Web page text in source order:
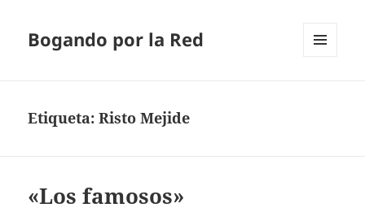
Bogando por la Red
Etiqueta:Risto Mejide
«Los famosos»